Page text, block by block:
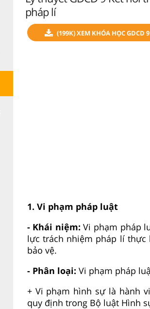
pháp lí
(199K) XEM KHÓA HỌC GDCD
1. Vi phạm pháp luật
- Khái niệm: Vi phạm pháp
lực trách nhiệm pháp lí thực
bảo vệ.
- Phân loại: Vi phạm pháp
+ Vi phạm hình sự là hành
quy định trong Bộ luật Hình